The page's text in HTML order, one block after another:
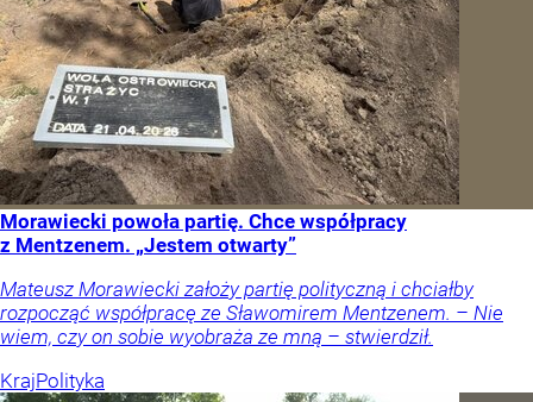
Morawiecki powoła partię. Chce współpracy
z Mentzenem. „Jestem otwarty”
Mateusz Morawiecki założy partię polityczną i chciałby
rozpocząć współpracę ze Sławomirem Mentzenem. – Nie
wiem, czy on sobie wyobraża ze mną – stwierdził.
KrajPolityka